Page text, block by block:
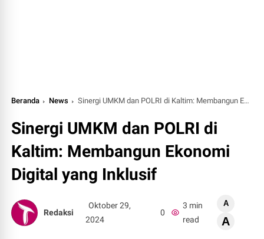
Beranda News Sinergi UMKM dan POLRI di Kaltim: Membangun Ekonomi Digital yang Inklusif
Sinergi UMKM dan POLRI di
Kaltim: Membangun Ekonomi
Digital yang Inklusif
Redaksi
Oktober 29,
2024
0
3 min
read
A
A